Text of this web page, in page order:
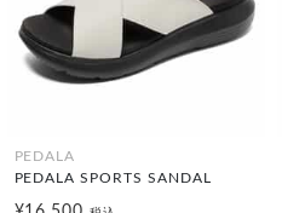
PEDALA
PEDALA SPORTS SANDAL